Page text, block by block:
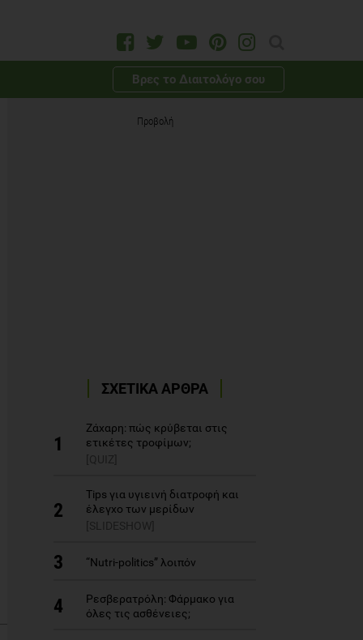
Βρες το Διαιτολόγο σου
Προβολή
ΣΧΕΤΙΚΑ ΑΡΘΡΑ
1
Ζάχαρη: πώς κρύβεται στις
ετικέτες τροφίμων;
[QUIZ]
2
Tips για υγιεινή διατροφή και
έλεγχο των μερίδων
[SLIDESHOW]
3 “Nutri-politics” λοιπόν
4
Ρεσβερατρόλη: Φάρμακο για
όλες τις ασθένειες;